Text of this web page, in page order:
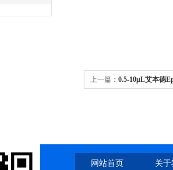
上一篇： 0.5-10µL艾本德
网站首页 关